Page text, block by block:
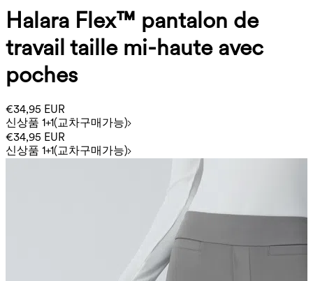
Halara Flex™ pantalon de
travail taille mi-haute avec
poches
€34,95 EUR
신상품 1+1(교차구매가능)
€34,95 EUR
신상품 1+1(교차구매가능)